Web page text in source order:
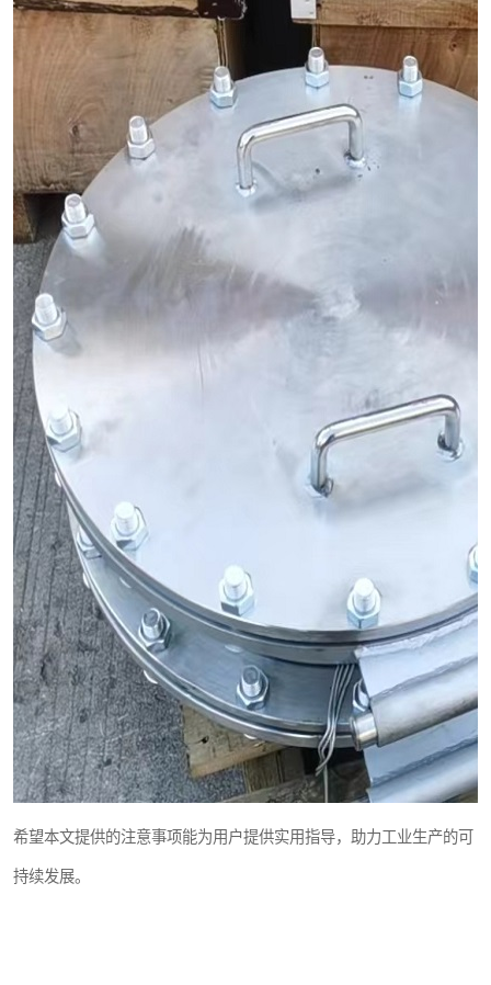
希望本文提供的注意事项能为用户提供实用指导，助力工业生产的可
持续发展。